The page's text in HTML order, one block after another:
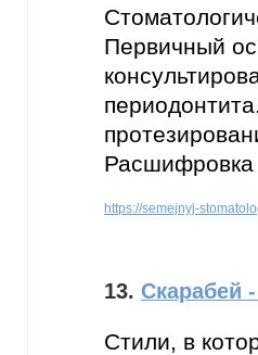
Первичный
https://semejnyj-
13. Скарабей
Стили, в